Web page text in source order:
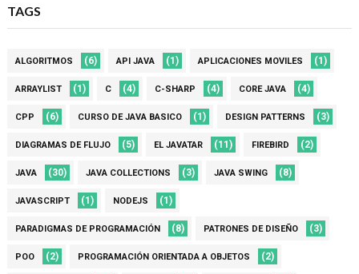
TAGS
ALGORITMOS (6) API JAVA (1) APLICACIONES MOVILES (1)
ARRAYLIST (1) C (4) C-SHARP (4) CORE JAVA (4)
CPP (6) CURSO DE JAVA BASICO (1) DESIGN PATTERNS (3)
DIAGRAMAS DE FLUJO (5) EL JAVATAR (11) FIREBIRD (2)
JAVA (30) JAVA COLLECTIONS (3) JAVA SWING (8)
JAVASCRIPT (1) NODEJS (1)
PARADIGMAS DE PROGRAMACIÓN (8) PATRONES DE DISEÑO (3)
POO (2) PROGRAMACIÓN ORIENTADA A OBJETOS (2)